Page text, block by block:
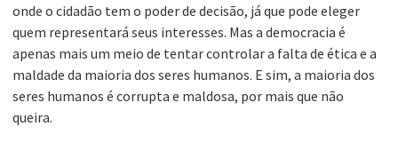
onde o cidadão tem o poder de decisão, já que pode eleger
quem representará seus interesses. Mas a democracia é
apenas mais um meio de tentar controlar a falta de ética e a
maldade da maioria dos seres humanos. E sim, a maioria dos
seres humanos é corrupta e maldosa, por mais que não
queira.